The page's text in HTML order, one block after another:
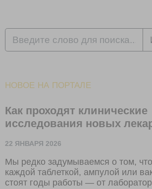
НОВОЕ НА ПОРТАЛЕ
Как проходят клинические
исследования новых
22 ЯНВАРЯ 2026
Мы редко задумываемся о том,
каждой таблеткой, ампулой или
стоят годы работы — от